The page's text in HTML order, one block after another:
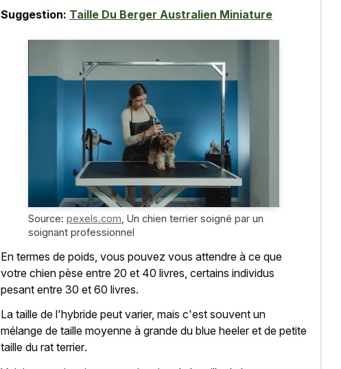
Suggestion: Taille Du Berger Australien Miniature
Source: pexels.com Un chien terrier soigné par un
soignant professionnel
En termes de poids, vous pouvez vous attendre à ce que
votre chien pèse entre 20 et 40 livres, certains individus
pesant entre 30 et 60 livres.
La taille de l'hybride peut varier, mais c'est souvent un
mélange de taille moyenne à grande du blue heeler et de petite
taille du rat terrier.